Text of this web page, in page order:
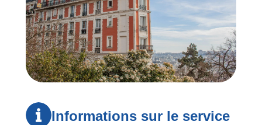
Informations sur le service